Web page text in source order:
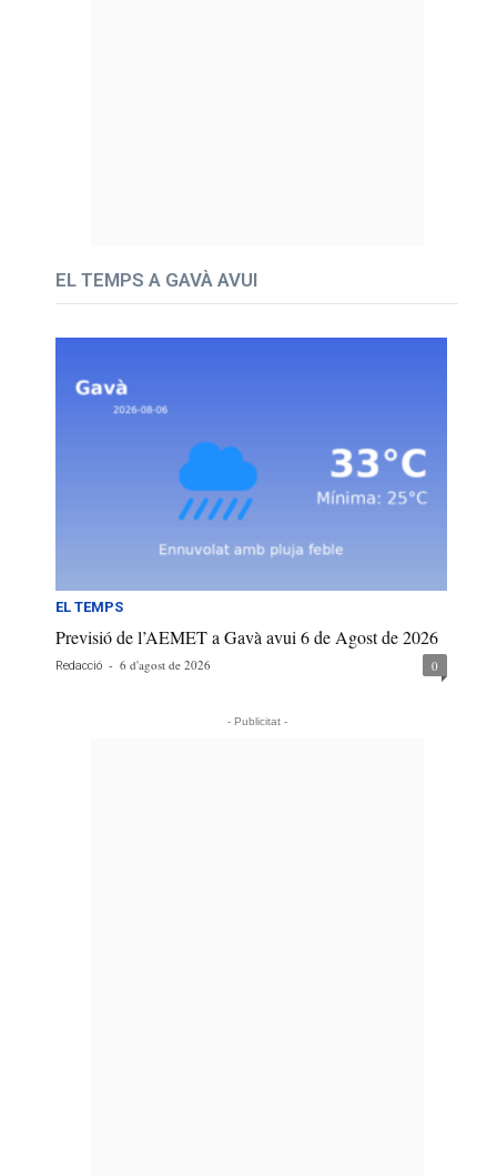
EL TEMPS A GAVÀ AVUI
EL TEMPS
Previsió de l’AEMET a Gavà avui 6 de Agost de 2026
Redacció - 6 d'agost de 2026 0
- Publicitat -